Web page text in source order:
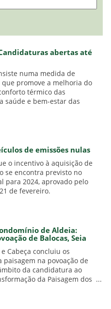
abertas até
numa medida de
promove a melhoria do
térmico das
saúde e bem-estar das
de emissões nulas
o incentivo à aquisição de
se encontra previsto no
para 2024, aprovado pelo
de fevereiro.
de Aldeia:
de Balocas, Seia
Cabeça concluiu os
na povoação de
da candidatura ao
da Paisagem dos ...